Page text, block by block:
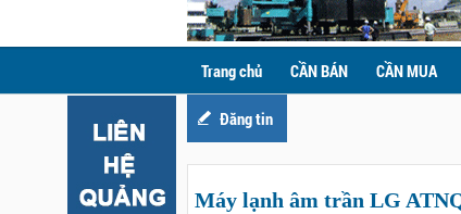
Trang chủ CẦN BÁN CẦN MUA
Đăng tin
Máy lạnh âm trần LG